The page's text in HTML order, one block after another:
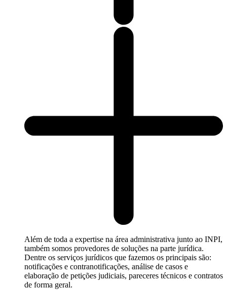
Além de toda a expertise na área administrativa junto ao INPI,
também somos provedores de soluções na parte jurídica.
Dentre os serviços jurídicos que fazemos os principais são:
notificações e contranotificações, análise de casos e
elaboração de petições judiciais, pareceres técnicos e contratos
de forma geral.